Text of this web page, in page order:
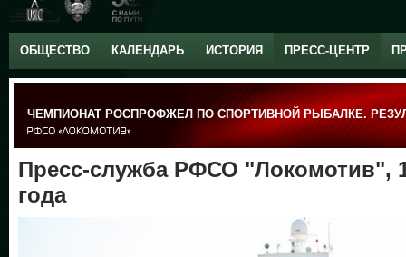
ОБЩЕСТВО КАЛЕНДАРЬ ИСТОРИЯ ПРЕСС-ЦЕНТР
ЧЕМПИОНАТ РОСПРОФЖЕЛ ПО СПОРТИВНОЙ РЫБАЛКЕ.
Пресс-служба РФСО "Локомотив",
года